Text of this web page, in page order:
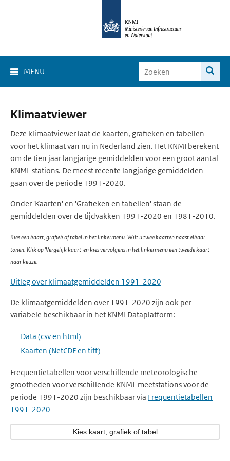
MENU
Klimaat
Viewer
Klimaatviewer
Deze klimaatviewer laat de kaarten, grafieken en tabellen
voor het klimaat van nu in Nederland zien. Het KNMI berekent
om de tien jaar langjarige gemiddelden voor een groot aantal
KNMI-stations. De meest recente langjarige gemiddelden
gaan over de periode 1991-2020.
Onder 'Kaarten' en 'Grafieken en tabellen' staan de
gemiddelden over de tijdvakken 1991-2020 en 1981-2010.
Kies een kaart, grafiek of tabel in het linkermenu. Wilt u twee kaarten naast elkaar
tonen: Klik op 'Vergelijk kaart' en kies vervolgens in het linkermenu een tweede kaart
naar keuze.
Uitleg over klimaatgemiddelden 1991-2020
De klimaatgemiddelden over 1991-2020 zijn ook per
variabele beschikbaar in het KNMI Dataplatform:
Data (csv en html)
Kaarten (NetCDF en tiff)
Frequentietabellen voor verschillende meteorologische
grootheden voor verschillende KNMI-meetstations voor de
periode 1991-2020 zijn beschikbaar via Frequentietabellen
1991-2020
Kies kaart, grafiek of tabel